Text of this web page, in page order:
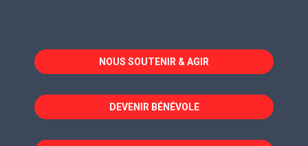
dans
une
fenêtre
dans
une
fenêtre
dans
une
fenêtre
NOUS SOUTENIR & AGIR
DEVENIR BÉNÉVOLE